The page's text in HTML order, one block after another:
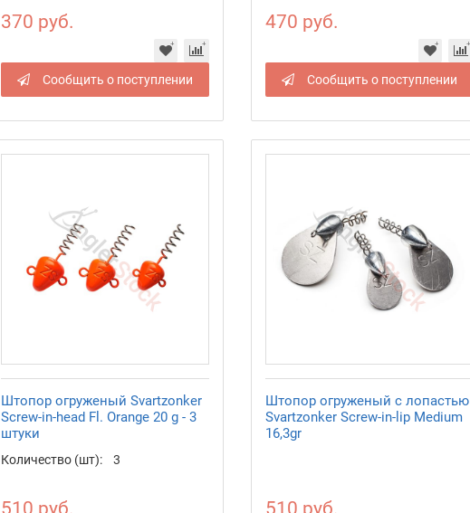
370 руб.
Сообщить о поступлении
470 руб.
Сообщить о поступлении
Штопор огруженый Svartzonker
Screw-in-head Fl. Orange 20 g - 3
штуки
Количество (шт): 3
510 руб.
Штопор огруженый с лопастью
Svartzonker Screw-in-lip Medium
16,3gr
510 руб.